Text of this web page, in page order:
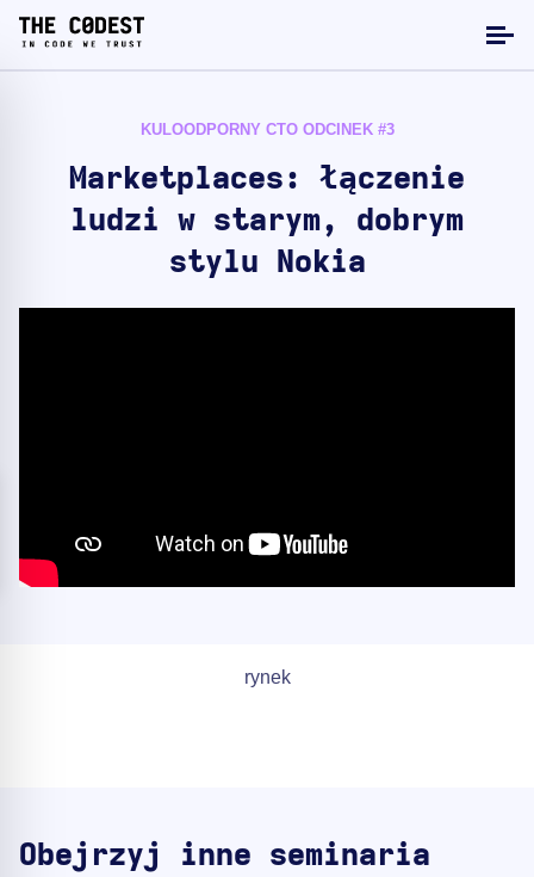
KULOODPORNY CTO ODCINEK #3
Marketplaces: łączenie
ludzi w starym, dobrym
stylu Nokia
rynek
Obejrzyj inne seminaria